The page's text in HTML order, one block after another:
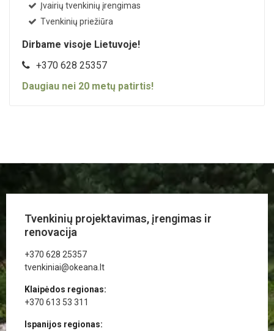
Įvairių tvenkinių įrengimas
Tvenkinių priežiūra
Dirbame visoje Lietuvoje!
+370 628 25357
Daugiau nei 20 metų patirtis!
Tvenkinių projektavimas, įrengimas ir
renovacija
+370 628 25357
tvenkiniai@okeana.lt
Klaipėdos regionas:
+370 613 53 311
Ispanijos regionas: